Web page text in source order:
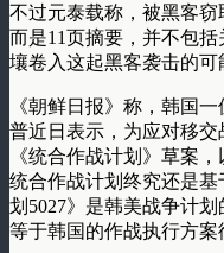
不过元泰载称，被黑客窃
而是11页摘要，并不包
壤卷入这起黑客袭击的可
《朝鲜日报》称，韩国
普近日表示，为应对移
《统合作战计划》草案
统合作战计划终究还是
划5027》是韩美战争计
等于韩国的作战执行方案